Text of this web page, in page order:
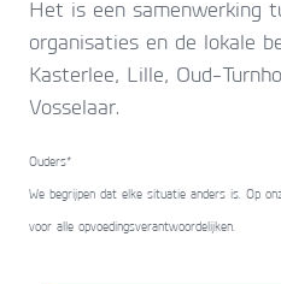
Het is een samenwerking
organisaties en de lokale
Kasterlee, Lille, Oud-
Vosselaar.
Ouders*
We begrijpen dat elke situatie anders is. Op
voor alle opvoedingsverantwoordelijken.